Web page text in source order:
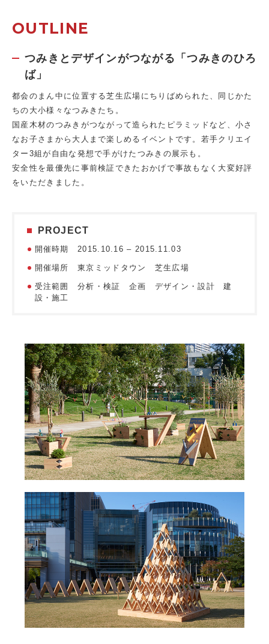
OUTLINE
つみきとデザインがつながる「つみきのひろ
ば」
都会のまん中に位置する芝生広場にちりばめられた、同じかた
ちの大小様々なつみきたち。
国産木材のつみきがつながって造られたピラミッドなど、小さ
なお子さまから大人まで楽しめるイベントです。若手クリエイ
ター3組が自由な発想で手がけたつみきの展示も。
安全性を最優先に事前検証できたおかげで事故もなく大変好評
をいただきました。
PROJECT
開催時期 2015.10.16 – 2015.11.03
開催場所 東京ミッドタウン 芝生広場
受注範囲 分析・検証 企画 デザイン・設計 建
設・施工